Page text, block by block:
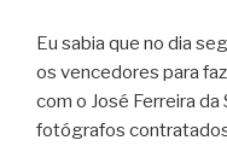
Eu sabia que no dia
os vencedores para
com o José Ferreira da
fotógrafos